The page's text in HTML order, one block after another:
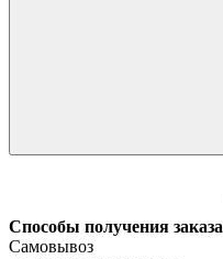
Способы получения заказа
Самовывоз